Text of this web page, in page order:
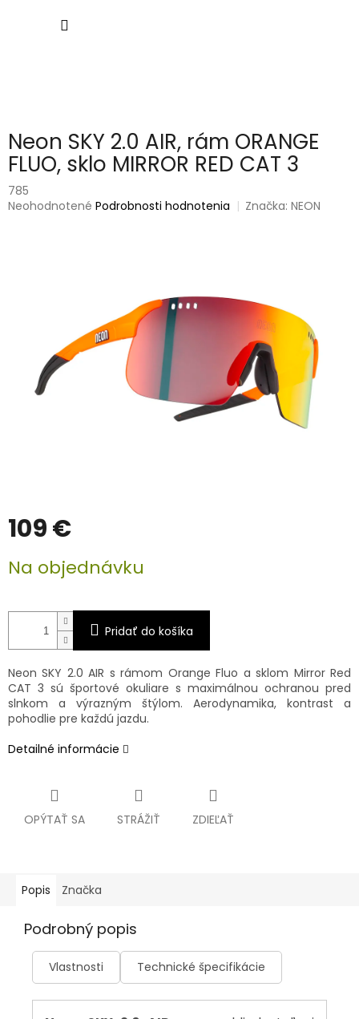
Neon SKY 2.0 AIR, rám ORANGE
FLUO, sklo MIRROR RED CAT 3
785
Priemerné
Neohodnotené Podrobnosti hodnotenia Značka:NEON
109 €
cena:
Na objednávku
Pridať do košíka
Neon SKY 2.0 AIR s rámom Orange Fluo a sklom Mirror Red
CAT 3 sú športové okuliare s maximálnou ochranou pred
slnkom a výrazným štýlom. Aerodynamika, kontrast a
pohodlie pre každú jazdu.
Detailné informácie
OPÝTAŤ SA STRÁŽIŤ ZDIEĽAŤ
Popis Značka
Podrobný popis
Vlastnosti Technické špecifikácie